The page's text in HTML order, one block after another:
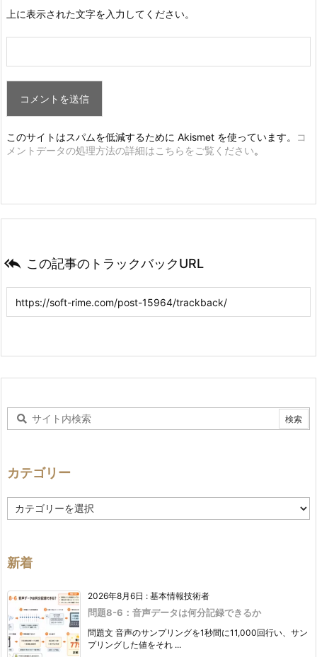
上に表示された文字を入力してください。
このサイトはスパムを低減するために Akismet を使っています。
コ
メントデータの処理方法の詳細はこちらをご覧ください。
 この記事のトラックバックURL
カテゴリー
テ
ー
新着
2026年8月6日 : 基本情報技術者
問題8-6：音声データは何分記録できるか
問題文 音声のサンプリングを1秒間に11,000回行い、サン
プリングした値をそれ ...